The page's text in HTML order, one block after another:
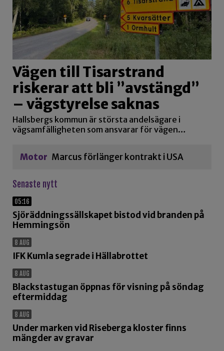
Vägen till Tisarstrand
riskerar att bli ”avstängd”
– vägstyrelse saknas
Hallsbergs kommun är största andelsägare i
vägsamfälligheten som ansvarar för vägen…
Motor Marcus förlänger kontrakt i USA
Senaste nytt
05:16
Sjöräddningssällskapet bistod vid branden på
Hemmingsön
8 AUG
IFK Kumla segrade i Hällabrottet
8 AUG
Blackstastugan öppnas för visning på söndag
eftermiddag
8 AUG
Under marken vid Riseberga kloster finns
mängder av gravar